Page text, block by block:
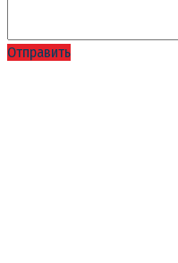
Отправить